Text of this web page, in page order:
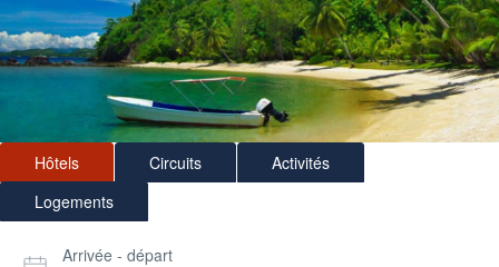
Hôtels Circuits
Activités
Logements
Arrivée - départ